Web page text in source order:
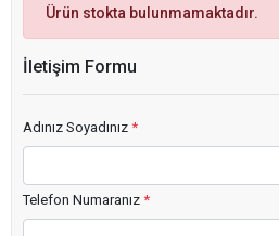
Ürün stokta bulunmamaktadır.
İletişim Formu
Adınız Soyadınız *
Telefon Numaranız *